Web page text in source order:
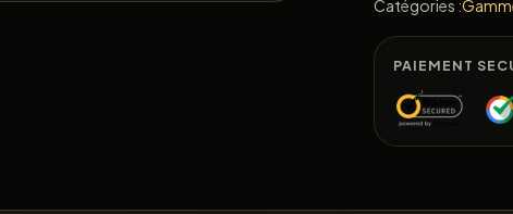
Catégories :
PAIEMENT